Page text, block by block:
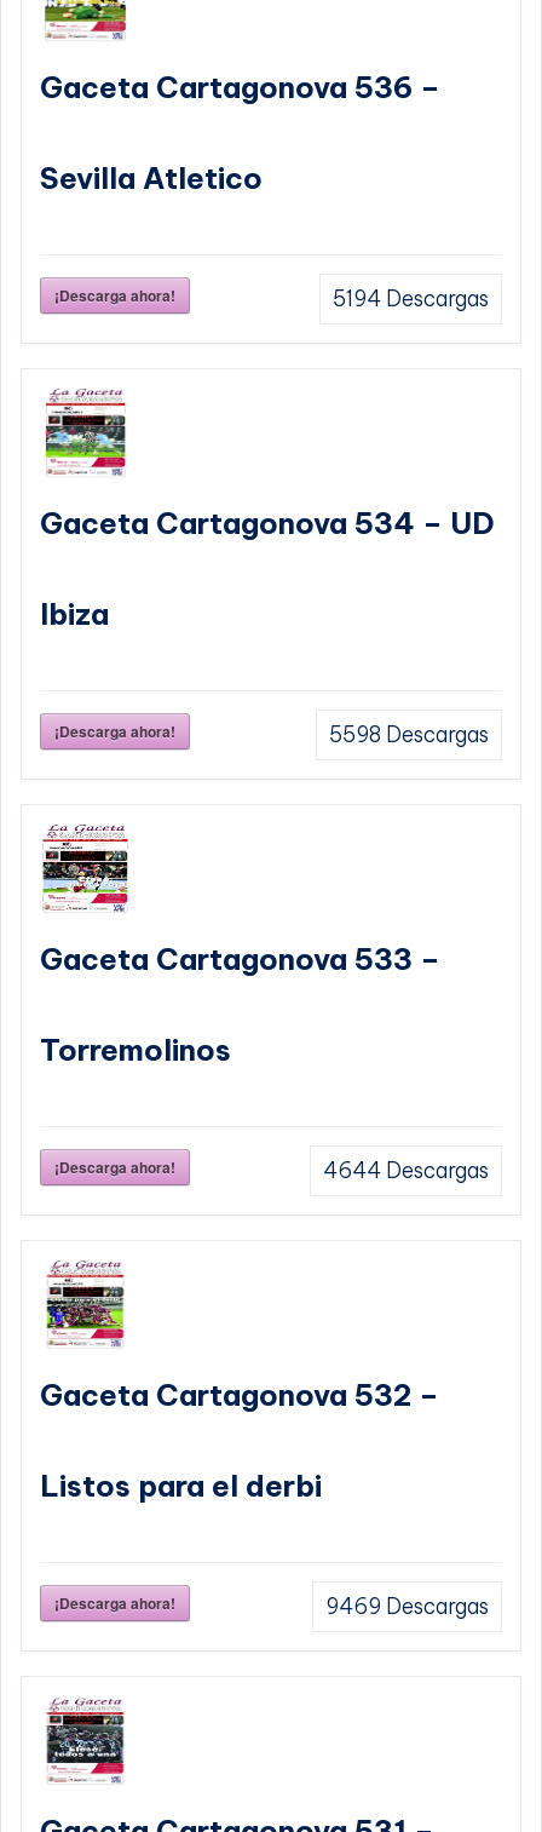
Gaceta Cartagonova 536 –
Sevilla Atletico
¡Descarga ahora! 5194 Descargas
Gaceta Cartagonova 534 – UD
Ibiza
¡Descarga ahora! 5598 Descargas
Gaceta Cartagonova 533 –
Torremolinos
¡Descarga ahora! 4644 Descargas
Gaceta Cartagonova 532 –
Listos para el derbi
¡Descarga ahora! 9469 Descargas